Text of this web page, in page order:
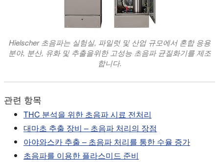
Hielscher 초음파는 실험실, 파일럿 및 산업 규모에서 혼합 응용
분야, 분산, 유화 및 추출을위한 고성능 초음파 균질화기를 제조
합니다.
관련 항목
THC 분석을 위한 초음파 시료 전처리
대마초 추출 장비 – 초음파 처리의 장점
아야와스카 추출 – 초음파 처리를 통한 수율 증가
초음파를 이용한 플라스미드 준비